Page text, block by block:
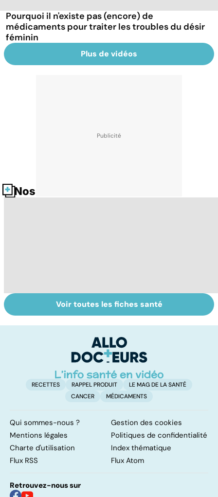
Pourquoi il n'existe pas (encore) de
médicaments pour traiter les troubles du désir
féminin
Plus de vidéos
Nos fiches santé
Faire du sport à
domicile, c'est
Don de gamètes :
le pour et le
levée de
l'anonymat
Voir toutes les fiches santé
RECETTES RAPPEL PRODUIT
LE MAG DE LA SANTÉ
CANCER
MÉDICAMENTS
Qui sommes-nous ?
Gestion des cookies
Mentions légales
Politiques de confidentialité
Charte d'utilisation
Index thématique
Flux RSS
Flux Atom
Retrouvez-nous sur